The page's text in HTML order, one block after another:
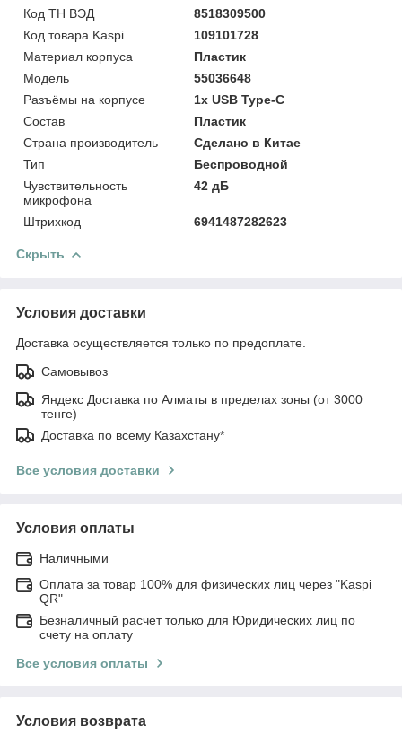
Код ТН ВЭД
8518309500
Код товара Kaspi
109101728
Материал корпуса
Пластик
Модель
55036648
Разъёмы на корпусе
1х USB Type-C
Состав
Пластик
Страна производитель
Сделано в Китае
Тип
Беспроводной
Чувствительность
микрофона
42 дБ
Штрихкод 6941487282623
Скрыть
Условия доставки
Доставка осуществляется только по предоплате.
Самовывоз
Яндекс Доставка по Алматы в пределах зоны (от 3000
тенге)
Доставка по всему Казахстану*
Все условия доставки
Условия оплаты
Наличными
Оплата за товар 100% для физических лиц через "Kaspi
QR"
Безналичный расчет только для Юридических лиц по
счету на оплату
Все условия оплаты
Условия возврата